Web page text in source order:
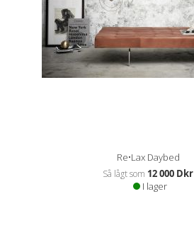
Re•Lax Daybed
Så lågt som 12 000 Dkr
I lager